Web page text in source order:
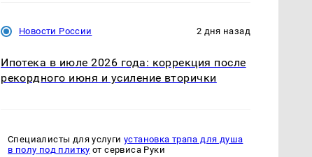
Новости России 2 дня назад
Ипотека в июле 2026 года: коррекция после
рекордного июня и усиление вторички
Специалисты для услугиустановка трапа для душа
в полу под плитку от сервиса Руки